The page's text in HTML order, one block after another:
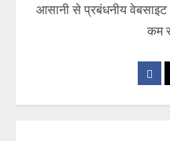
आसानी से प्रबंधनीय वेबसाइट
कम